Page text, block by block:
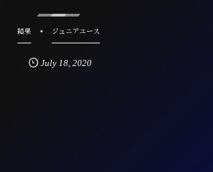
結果 ジュニアユース
July 18, 2020